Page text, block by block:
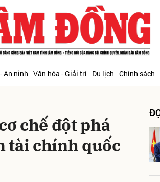
An ninh Văn hóa - Giải trí Du lịch Chính sách
chế đột phá
tài chính quốc